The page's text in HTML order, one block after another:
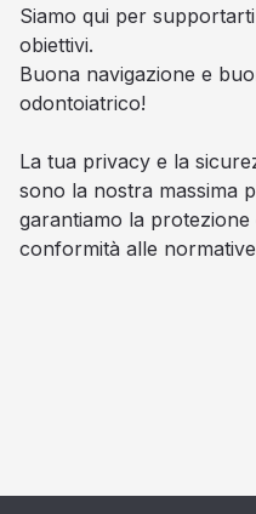
Siamo qui per
obiettivi.
Buona navigazione e
odontoiatrico!
La tua privacy e la
sono la nostra massima
garantiamo la
conformità alle